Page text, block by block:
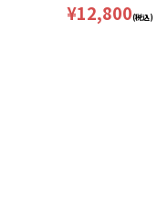
¥12,800(税込)